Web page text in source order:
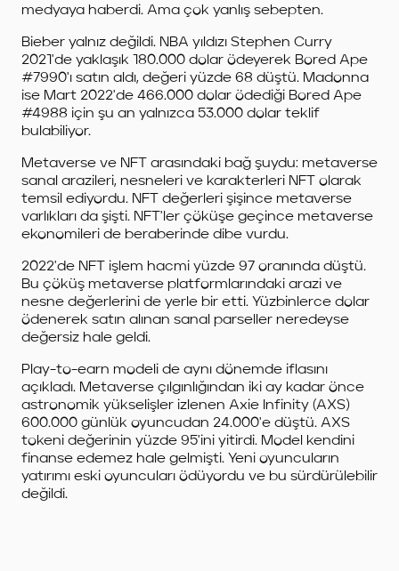
medyaya haberdi. Ama çok yanlış sebepten.
Bieber yalnız değildi. NBA yıldızı Stephen Curry
2021'de yaklaşık 180.000 dolar ödeyerek Bored Ape
#7990'ı satın aldı, değeri yüzde 68 düştü. Madonna
ise Mart 2022'de 466.000 dolar ödediği Bored Ape
#4988 için şu an yalnızca 53.000 dolar teklif
bulabiliyor.
Metaverse ve NFT arasındaki bağ şuydu: metaverse
sanal arazileri, nesneleri ve karakterleri NFT olarak
temsil ediyordu. NFT değerleri şişince metaverse
varlıkları da şişti. NFT'ler çöküşe geçince metaverse
ekonomileri de beraberinde dibe vurdu.
2022'de NFT işlem hacmi yüzde 97 oranında düştü.
Bu çöküş metaverse platformlarındaki arazi ve
nesne değerlerini de yerle bir etti. Yüzbinlerce dolar
ödenerek satın alınan sanal parseller neredeyse
değersiz hale geldi.
Play-to-earn modeli de aynı dönemde iflasını
açıkladı. Metaverse çılgınlığından iki ay kadar önce
astronomik yükselişler izlenen Axie Infinity (AXS)
600.000 günlük oyuncudan 24.000'e düştü. AXS
tokeni değerinin yüzde 95'ini yitirdi. Model kendini
finanse edemez hale gelmişti. Yeni oyuncuların
yatırımı eski oyuncuları ödüyordu ve bu sürdürülebilir
değildi.